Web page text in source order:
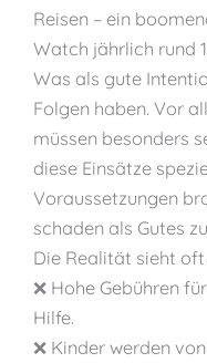
Reisen – ein
Watch jährlich rund
Was als gute
Folgen haben. Vor
müssen besonders
diese Einsätze
Voraussetzungen
schaden als Gutes
Die Realität sieht oft
❌ Hohe Gebühren
Hilfe.
❌ Kinder werden